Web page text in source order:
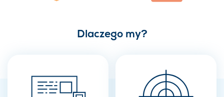
Dlaczego my?